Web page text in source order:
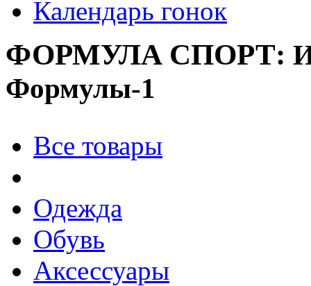
Календарь гонок
ФОРМУЛА СПОРТ:
Формулы-1
Все товары
Одежда
Обувь
Аксессуары